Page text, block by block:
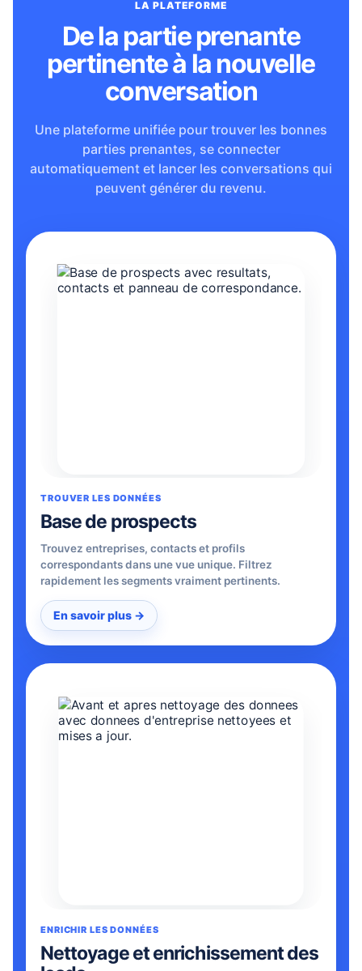
LA PLATEFORME
De la partie prenante
pertinente à la nouvelle
conversation
Une plateforme unifiée pour trouver les bonnes
parties prenantes, se connecter
automatiquement et lancer les conversations qui
peuvent générer du revenu.
TROUVER LES DONNÉES
Base de prospects
Trouvez entreprises, contacts et profils
correspondants dans une vue unique. Filtrez
rapidement les segments vraiment pertinents.
En savoir plus →
La base de prospects aide a trouver entreprises,
ENRICHIR LES DONNÉES
Nettoyage et enrichissement des
Le nettoyage et l'enrichissement des leads